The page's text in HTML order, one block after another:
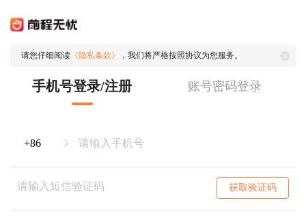
请您仔细阅读 《隐私条款》 ，我们将严格按照协议为您服务。
手机号登录/注册 账号密码登录
获取验证码